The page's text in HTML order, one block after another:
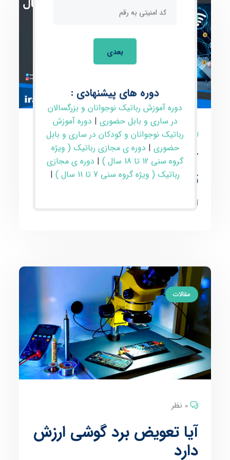
آموزشگاه ارز دیجیتال در
تبریز
آموزشگاه ارز دیجیتال در تبریز
مقالات
0 نظر
آیا تعویض برد گوشی ارزش
دارد
بعدی
دوره های پیشنهادی :
دوره آموزش رباتیک نوجوانان و بزرگسالان
در ساری و بابل حضوری | دوره آموزش
رباتیک نوجوانان و کودکان در ساری و بابل
حضوری | دوره ی مجازی رباتیک ( ویژه
گروه سنی 12 تا 18 سال )
| دوره ی مجازی
رباتیک ( ویژه گروه سنی 7 تا 11 سال )
|